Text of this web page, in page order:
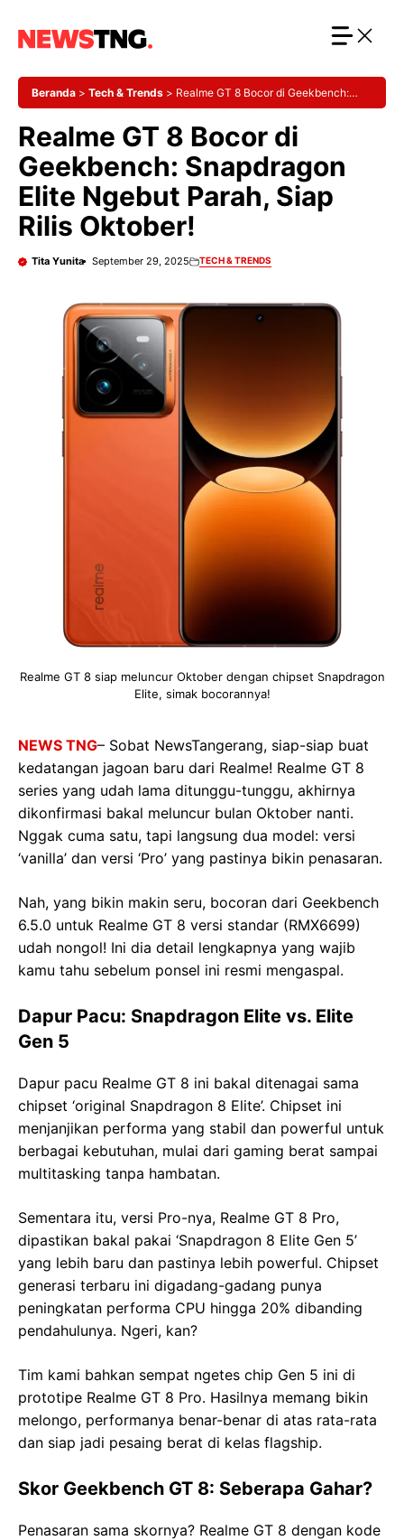
Beranda > Tech & Trends > Realme GT 8 Bocor di Geekbench:
Realme GT 8 Bocor di
Geekbench: Snapdragon
Elite Ngebut Parah, Siap
Rilis Oktober!
Tita Yunita September 29, 2025 TECH & TRENDS
Realme GT 8 siap meluncur Oktober dengan chipset Snapdragon
Elite, simak bocorannya!
NEWS TNG– Sobat NewsTangerang, siap-siap buat
kedatangan jagoan baru dari Realme! Realme GT 8
series yang udah lama ditunggu-tunggu, akhirnya
dikonfirmasi bakal meluncur bulan Oktober nanti.
Nggak cuma satu, tapi langsung dua model: versi
‘vanilla’ dan versi ‘Pro’ yang pastinya bikin penasaran.
Nah, yang bikin makin seru, bocoran dari Geekbench
6.5.0 untuk Realme GT 8 versi standar (RMX6699)
udah nongol! Ini dia detail lengkapnya yang wajib
kamu tahu sebelum ponsel ini resmi mengaspal.
Dapur Pacu: Snapdragon Elite vs. Elite
Gen 5
Dapur pacu Realme GT 8 ini bakal ditenagai sama
chipset ‘original Snapdragon 8 Elite’. Chipset ini
menjanjikan performa yang stabil dan powerful untuk
berbagai kebutuhan, mulai dari gaming berat sampai
multitasking tanpa hambatan.
Sementara itu, versi Pro-nya, Realme GT 8 Pro,
dipastikan bakal pakai ‘Snapdragon 8 Elite Gen 5’
yang lebih baru dan pastinya lebih powerful. Chipset
generasi terbaru ini digadang-gadang punya
peningkatan performa CPU hingga 20% dibanding
pendahulunya. Ngeri, kan?
Tim kami bahkan sempat ngetes chip Gen 5 ini di
prototipe Realme GT 8 Pro. Hasilnya memang bikin
melongo, performanya benar-benar di atas rata-rata
dan siap jadi pesaing berat di kelas flagship.
Skor Geekbench GT 8: Seberapa Gahar?
Penasaran sama skornya? Realme GT 8 dengan kode